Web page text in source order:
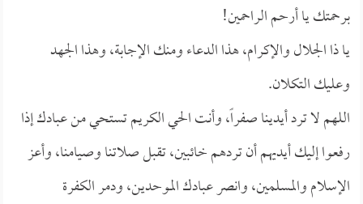
برحمتك يا أرحم الراحمين!
يا ذا الجلال والإكرام، هذا الدعاء ومنك الإجابة، وهذا الجهد
وعليك التكلان.
اللهم لا ترد أيدينا صفراً، وأنت الحي الكريم تستحي من عبادك إذا
رفعوا إليك أيديهم أن تردهم خائبين، تقبل صلاتنا وصيامنا، وأعز
الإسلام والمسلمين، وانصر عبادك الموحدين، ودمر الكفرة